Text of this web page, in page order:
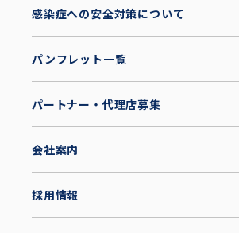
感染症への安全対策について
パンフレット一覧
パートナー・代理店募集
会社案内
採用情報